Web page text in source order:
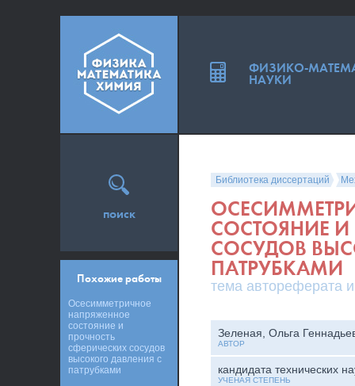
Библиотека диссертаций
СОСТОЯНИЕ
СОСУДОВ
ПАТРУБКАМИ
тема автореферата
Зеленая, Ольга
АВТОР
кандидата технических
УЧЕНАЯ СТЕПЕНЬ
поиск
Похожие работы
Осесимметричное
напряженное
состояние и
прочность
сферических сосудов
высокого давления с
патрубками
ФИЗИКО-
НАУКИ